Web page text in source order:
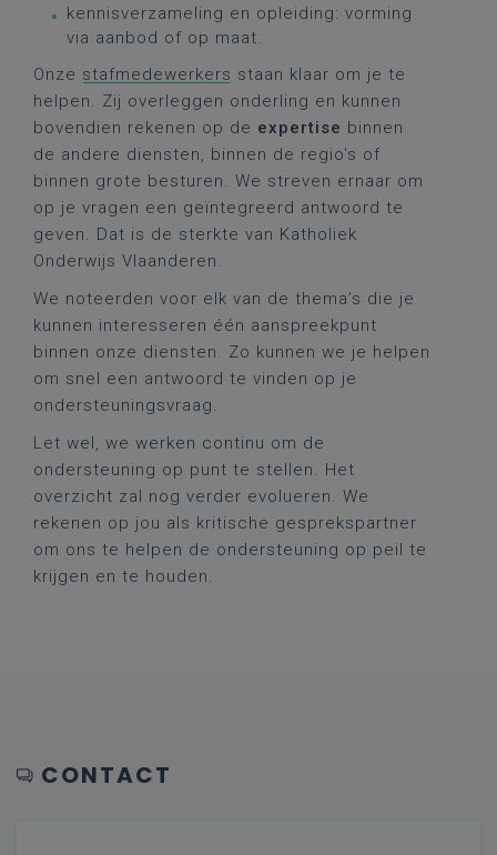
kennisverzameling en opleiding: vorming
via aanbod of op maat.
Onze stafmedewerkers staan klaar om je te
helpen. Zij overleggen onderling en kunnen
bovendien rekenen op de expertise binnen
de andere diensten, binnen de regio's of
binnen grote besturen. We streven ernaar om
op je vragen een geïntegreerd antwoord te
geven. Dat is de sterkte van Katholiek
Onderwijs Vlaanderen.
We noteerden voor elk van de thema’s die je
kunnen interesseren één aanspreekpunt
binnen onze diensten. Zo kunnen we je helpen
om snel een antwoord te vinden op je
ondersteuningsvraag.
Let wel, we werken continu om de
ondersteuning op punt te stellen. Het
overzicht zal nog verder evolueren. We
rekenen op jou als kritische gesprekspartner
om ons te helpen de ondersteuning op peil te
krijgen en te houden.
CONTACT